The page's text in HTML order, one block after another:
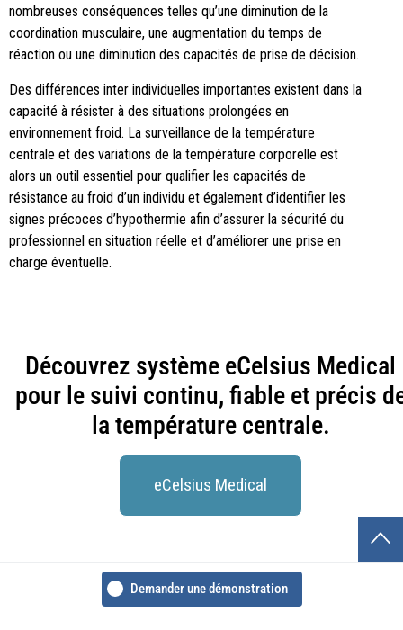
nombreuses conséquences telles qu’une diminution de la
coordination musculaire, une augmentation du temps de
réaction ou une diminution des capacités de prise de décision.
Des différences inter individuelles importantes existent dans la
capacité à résister à des situations prolongées en
environnement froid. La surveillance de la température
centrale et des variations de la température corporelle est
alors un outil essentiel pour qualifier les capacités de
résistance au froid d’un individu et également d’identifier les
signes précoces d’hypothermie afin d’assurer la sécurité du
professionnel en situation réelle et d’améliorer une prise en
charge éventuelle.
Découvrez système eCelsius Medical
pour le suivi continu, fiable et précis
la température centrale.
eCelsius Medical
Demander une démonstration